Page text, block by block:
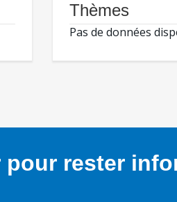
Thèmes
Pas de données
rester